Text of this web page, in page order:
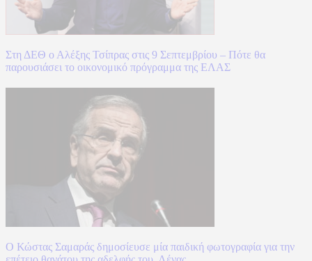
Στη ΔΕΘ ο Αλέξης Τσίπρας στις 9 Σεπτεμβρίου – Πότε θα
παρουσιάσει το οικονομικό πρόγραμμα της ΕΛΑΣ
Ο Κώστας Σαμαράς δημοσίευσε μία παιδική φωτογραφία για την